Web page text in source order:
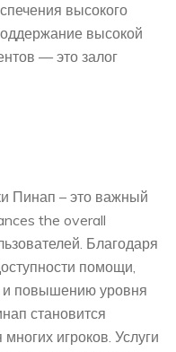
высокого
высокой
— это залог
Пинап – это важный
the overall
Благодаря
помощи,
и повышению уровня
становится
игроков. Услуги